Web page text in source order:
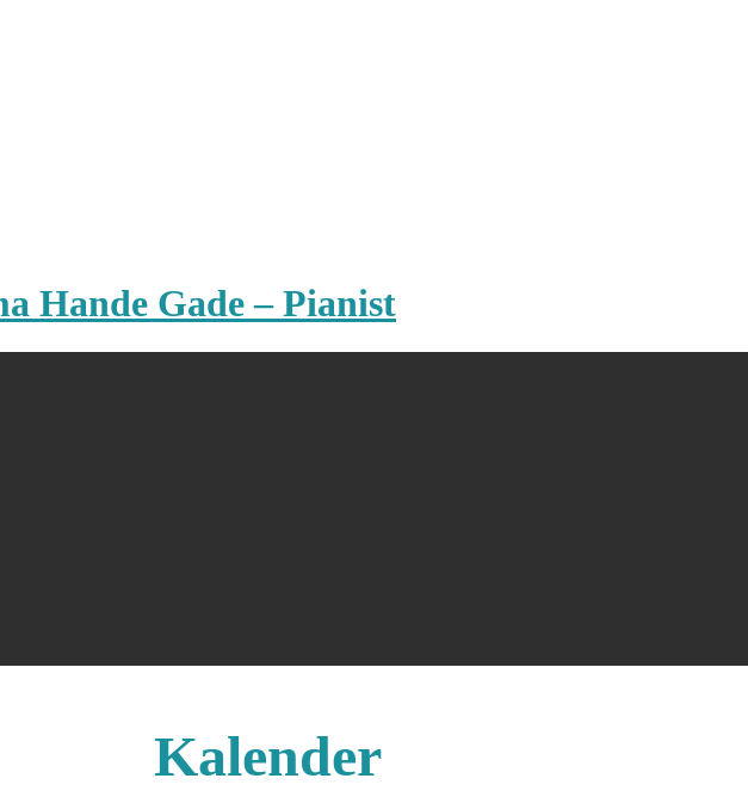
Hande Gade – Pianist
Kalender